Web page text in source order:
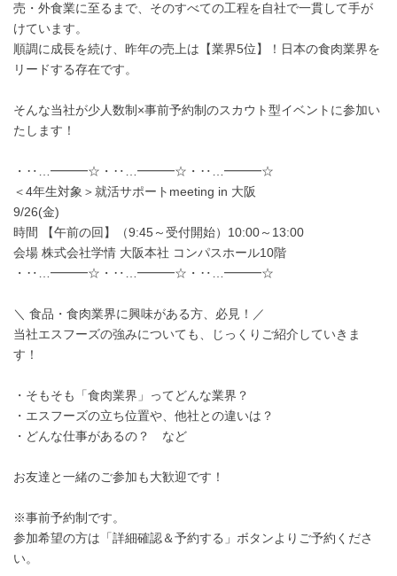
売・外食業に至るまで、そのすべての工程を自社で一貫して手が
けています。
順調に成長を続け、昨年の売上は【業界5位】！日本の食肉業界を
リードする存在です。
そんな当社が少人数制×事前予約制のスカウト型イベントに参加い
たします！
・‥…━━━☆・‥…━━━☆・‥…━━━☆
＜4年生対象＞就活サポートmeeting in 大阪
9/26(金)
時間 【午前の回】（9:45～受付開始）10:00～13:00
会場 株式会社学情 大阪本社 コンパスホール10階
・‥…━━━☆・‥…━━━☆・‥…━━━☆
＼ 食品・食肉業界に興味がある方、必見！／
当社エスフーズの強みについても、じっくりご紹介していきま
す！
・そもそも「食肉業界」ってどんな業界？
・エスフーズの立ち位置や、他社との違いは？
・どんな仕事があるの？ など
お友達と一緒のご参加も大歓迎です！
※事前予約制です。
参加希望の方は「詳細確認＆予約する」ボタンよりご予約くださ
い。